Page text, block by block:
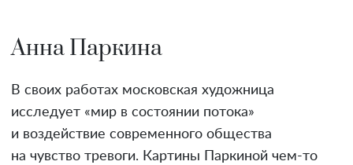
Анна Паркина
В своих работах московская художница
исследует «мир в состоянии потока»
и воздействие современного общества
на чувство тревоги. Картины Паркиной чем-то